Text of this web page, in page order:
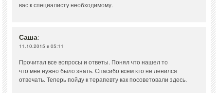
вас к специалисту необходимому.
Саша:
11.10.2015 в 05:11
Прочитал все вопросы и ответы. Понял что нашел то
что мне нужно было знать. Спасибо всем кто не ленился
отвечать. Теперь пойду к терапевту как посоветовали здесь.